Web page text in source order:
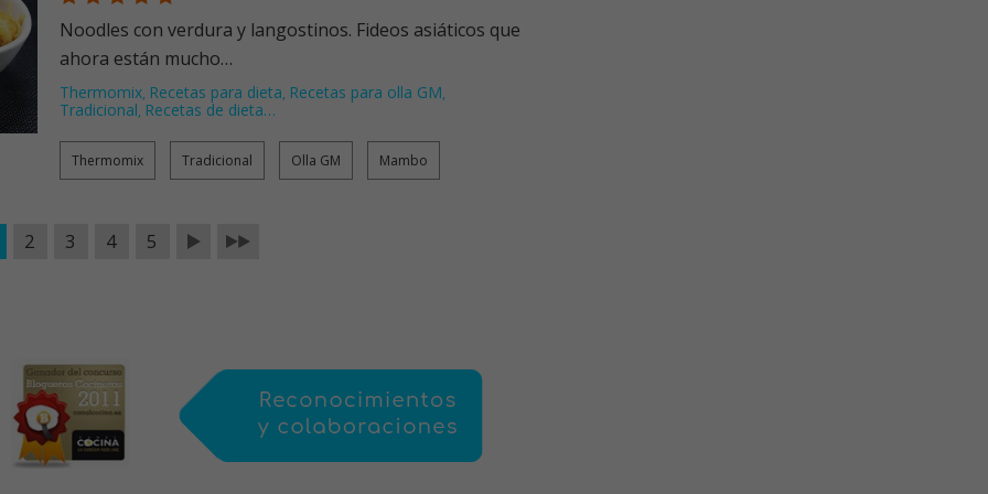
Noodles con verdura y langostinos. Fideos asiáticos que
ahora están mucho…
Thermomix, Recetas para dieta, Recetas para olla GM,
Tradicional, Recetas de dieta…
Thermomix Tradicional Olla GM Mambo
2 3 4 5